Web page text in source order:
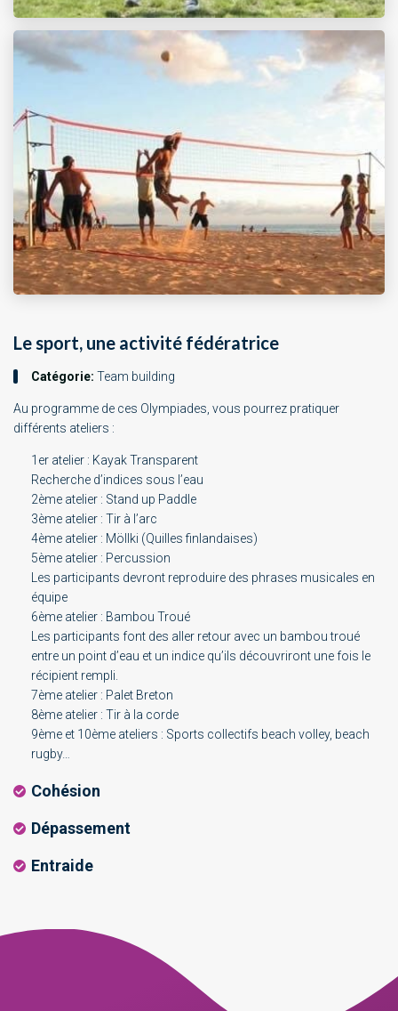
Le sport, une activité fédératrice
Catégorie: Team building
Au programme de ces Olympiades, vous pourrez pratiquer
différents ateliers :
1er atelier : Kayak Transparent
Recherche d’indices sous l’eau
2ème atelier : Stand up Paddle
3ème atelier : Tir à l’arc
4ème atelier : Möllki (Quilles finlandaises)
5ème atelier : Percussion
Les participants devront reproduire des phrases musicales en
équipe
6ème atelier : Bambou Troué
Les participants font des aller retour avec un bambou troué
entre un point d’eau et un indice qu’ils découvriront une fois le
récipient rempli.
7ème atelier : Palet Breton
8ème atelier : Tir à la corde
9ème et 10ème ateliers : Sports collectifs beach volley, beach
rugby…
Cohésion
Dépassement
Entraide